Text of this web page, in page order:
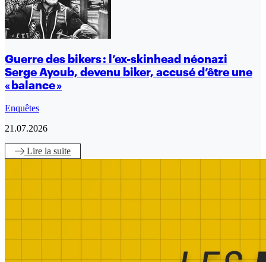
Guerre des bikers : l’ex-skinhead néonazi
Serge Ayoub, devenu biker, accusé d’être une
« balance »
Enquêtes
21.07.2026
Lire la suite